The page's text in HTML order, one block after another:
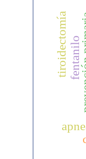
fentanilo
tiroidectomía